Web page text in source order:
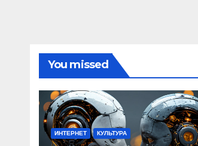
You missed
ИНТЕРНЕТ КУЛЬТУРА